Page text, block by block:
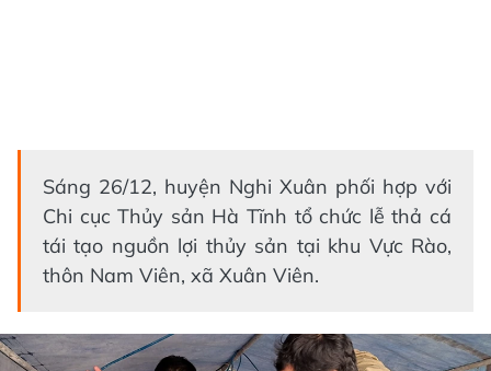
Sáng 26/12, huyện Nghi Xuân phối hợp với
Chi cục Thủy sản Hà Tĩnh tổ chức lễ thả cá
tái tạo nguồn lợi thủy sản tại khu Vực Rào,
thôn Nam Viên, xã Xuân Viên.